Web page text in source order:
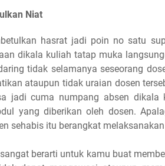
Niat
hasrat jadi poin no satu
dikala kuliah tatap muka
tidak selamanya seseorang
ataupun tidak uraian dosen
jadi cuma numpang absen
yang diberikan oleh dosen.
sehabis itu berangkat
berarti untuk kamu buat